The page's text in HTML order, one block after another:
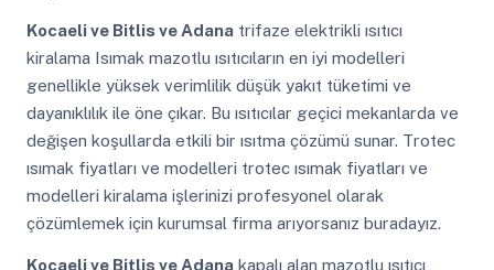
Kocaeli ve Bitlis ve Adanatrifaze elektrikli ısıtıcı
kiralama Isımak mazotlu ısıtıcıların en iyi modelleri
genellikle yüksek verimlilik düşük yakıt tüketimi ve
dayanıklılık ile öne çıkar. Bu ısıtıcılar geçici mekanlarda ve
değişen koşullarda etkili bir ısıtma çözümü sunar. Trotec
ısımak fiyatları ve modelleri trotec ısımak fiyatları ve
modelleri kiralama işlerinizi profesyonel olarak
çözümlemek için kurumsal firma arıyorsanız buradayız.
Kocaeli ve Bitlis ve Adanakapalı alan mazotlu ısıtıcı